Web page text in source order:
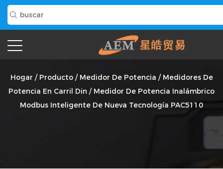
Medidor De Potencia Inalámbrico Modbus Inteligente De
Nueva Tecnología PAC5110 Proveedor
Hogar / Producto/ Medidor De Potencia / Medidores De
Potencia En Carril Din / Medidor De Potencia Inalámbrico
Modbus Inteligente De Nueva Tecnología PAC5110